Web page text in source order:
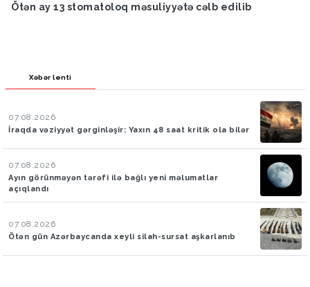
Ötən ay 13 stomatoloq məsuliyyətə cəlb edilib
Xəbər lenti
07.08.2026
İraqda vəziyyət gərginləşir: Yaxın 48 saat kritik ola bilər
07.08.2026
Ayın görünməyən tərəfi ilə bağlı yeni məlumatlar
açıqlandı
07.08.2026
Ötən gün Azərbaycanda xeyli silah-sursat aşkarlanıb